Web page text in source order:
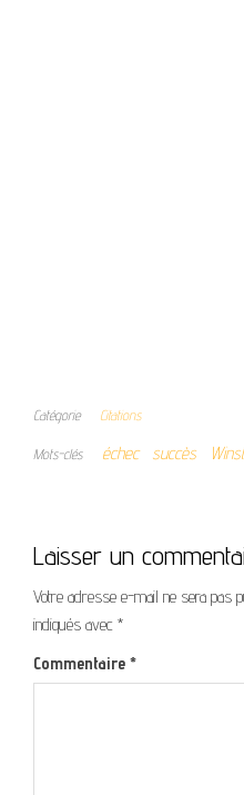
Catégorie Citations
Mots-clés échec succès
Laisser un
Votre adresse e-mail ne sera pas
indiqués avec *
Commentaire *